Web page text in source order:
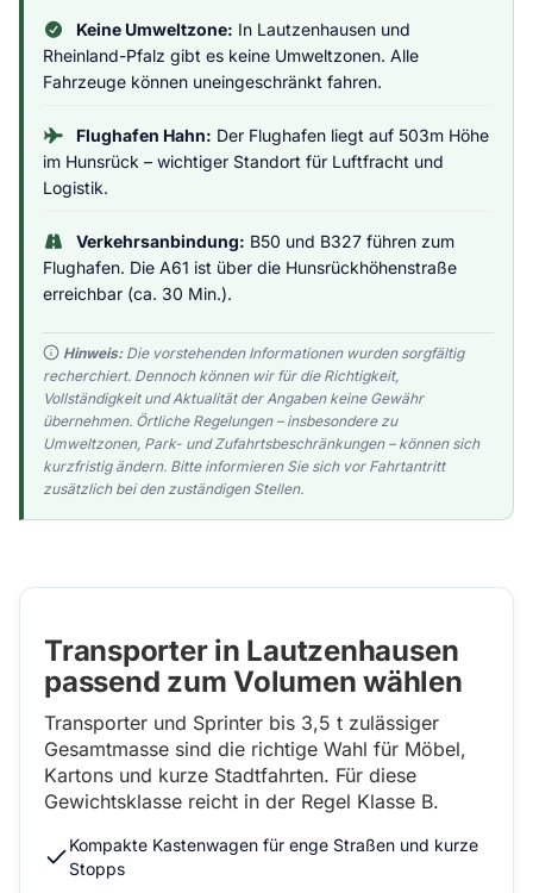
Keine Umweltzone: In Lautzenhausen und
Rheinland-Pfalz gibt es keine Umweltzonen. Alle
Fahrzeuge können uneingeschränkt fahren.
Flughafen Hahn: Der Flughafen liegt auf 503m Höhe
im Hunsrück – wichtiger Standort für Luftfracht und
Logistik.
Verkehrsanbindung: B50 und B327 führen zum
Flughafen. Die A61 ist über die Hunsrückhöhenstraße
erreichbar (ca. 30 Min.).
Hinweis:Die vorstehenden Informationen wurden sorgfältig
recherchiert. Dennoch können wir für die Richtigkeit,
Vollständigkeit und Aktualität der Angaben keine Gewähr
übernehmen. Örtliche Regelungen – insbesondere zu
Umweltzonen, Park- und Zufahrtsbeschränkungen – können sich
kurzfristig ändern. Bitte informieren Sie sich vor Fahrtantritt
zusätzlich bei den zuständigen Stellen.
Transporter in Lautzenhausen
passend zum Volumen wählen
Transporter und Sprinter bis 3,5 t zulässiger
Gesamtmasse sind die richtige Wahl für Möbel,
Kartons und kurze Stadtfahrten. Für diese
Gewichtsklasse reicht in der Regel Klasse B.
Kompakte Kastenwagen für enge Straßen und kurze
Stopps